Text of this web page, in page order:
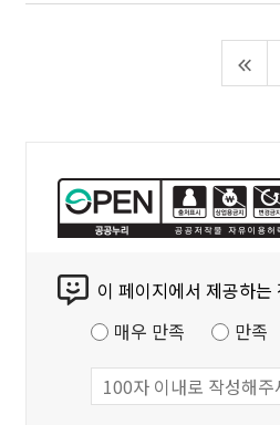
이 페이지에서 제공하
매우 만족
만족